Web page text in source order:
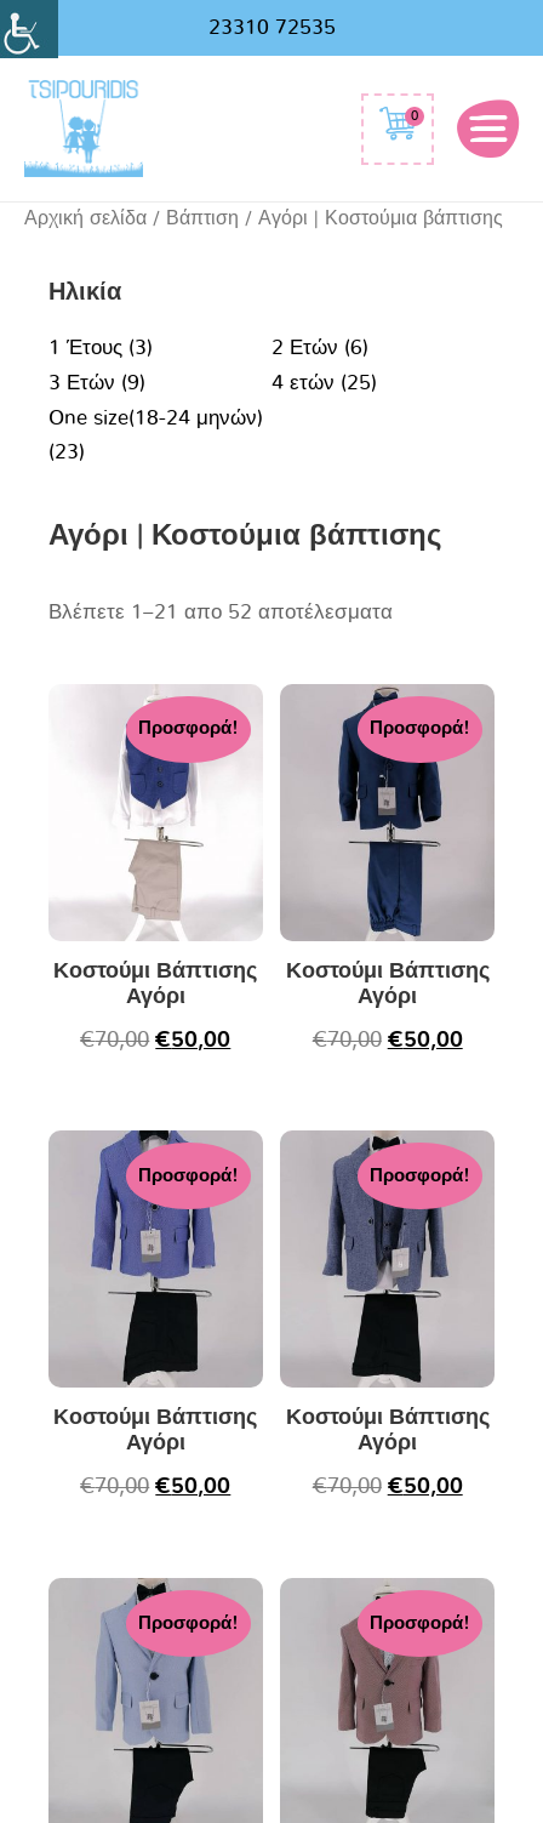
23310 72535
0
Αρχική σελίδα / Βάπτιση / Αγόρι | Κοστούμια βάπτισης
Ηλικία
1 Έτους (3) 2 Ετών (6)
3 Ετών (9) 4 ετών (25)
One size(18-24 μηνών)
(23)
Αγόρι | Κοστούμια βάπτισης
Βλέπετε 1–21 απο 52 αποτέλεσματα
Προσφορά!
Κοστούμι Βάπτισης
Αγόρι
€70,00 €50,00
Προσφορά!
Κοστούμι Βάπτισης
Αγόρι
€70,00 €50,00
Προσφορά!
Κοστούμι Βάπτισης
Αγόρι
€70,00 €50,00
Προσφορά!
Κοστούμι Βάπτισης
Αγόρι
€70,00 €50,00
Προσφορά! Προσφορά!
Αναζήτηση
για: